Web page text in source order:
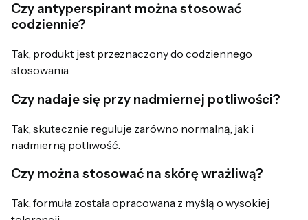
Czy antyperspirant można stosować
codziennie?
Tak, produkt jest przeznaczony do codziennego
stosowania.
Czy nadaje się przy nadmiernej potliwości?
Tak, skutecznie reguluje zarówno normalną, jak i
nadmierną potliwość.
Czy można stosować na skórę wrażliwą?
Tak, formuła została opracowana z myślą o wysokiej